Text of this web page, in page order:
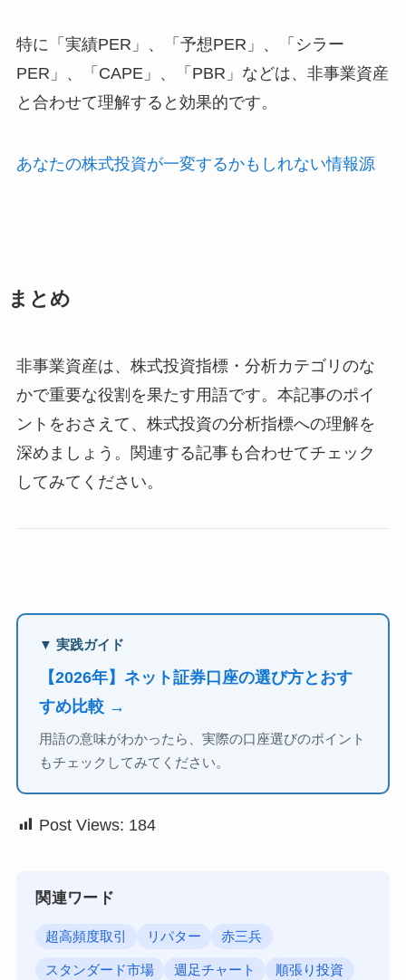
特に「実績PER」、「予想PER」、「シラー
PER」、「CAPE」、「PBR」などは、非事業資産
と合わせて理解すると効果的です。
あなたの株式投資が一変するかもしれない情報源
まとめ
非事業資産は、株式投資指標・分析カテゴリのな
かで重要な役割を果たす用語です。本記事のポイ
ントをおさえて、株式投資の分析指標への理解を
深めましょう。関連する記事も合わせてチェック
してみてください。
▼ 実践ガイド
【2026年】ネット証券口座の選び方とおす
すめ比較 →
用語の意味がわかったら、実際の口座選びのポイント
もチェックしてみてください。
Post Views: 184
関連ワード
超高頻度取引 リパター 赤三兵
スタンダード市場 週足チャート 順張り投資